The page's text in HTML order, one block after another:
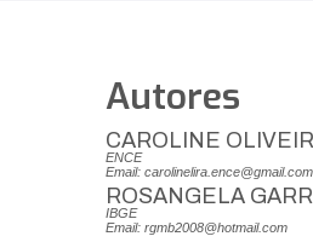
Autores
CAROLINE
ENCE
Email: carolinelira.ence@gmail.com
ROSANGELA
IBGE
Email: rgmb2008@hotmail.com